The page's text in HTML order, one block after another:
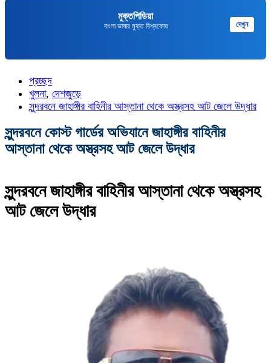
মুক্তপিডিয়া
বাংলা ভাষার মুক্ত বিশ্বকোষ দেখুন
প্রচ্ছদ
খুলনা, দেশজুড়ে
সুন্দরবনে জাহাঙ্গীর বাহিনীর আস্তানা থেকে অস্ত্রসহ আট জেলে উদ্ধার
সুন্দরবনে কোস্ট গার্ডের অভিযানে জাহাঙ্গীর বাহিনীর
আস্তানা থেকে অস্ত্রসহ আট জেলে উদ্ধার
সুন্দরবনে জাহাঙ্গীর বাহিনীর আস্তানা থেকে অস্ত্রসহ
আট জেলে উদ্ধার